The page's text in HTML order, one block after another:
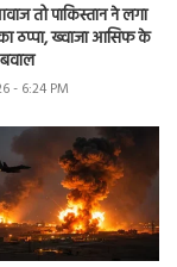
तो पाकिस्तान ने लगा
ठप्पा, ख्वाजा आसिफ के
- 6:24 PM